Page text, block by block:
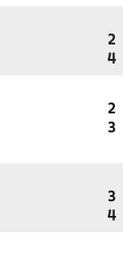
2
4
2
3
3
4